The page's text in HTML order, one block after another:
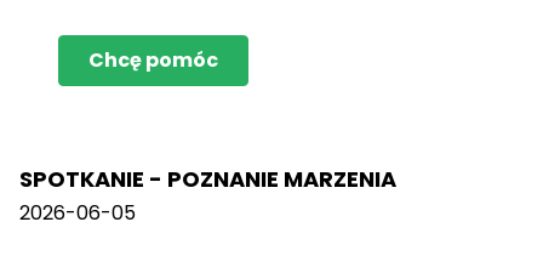
Chcę pomóc
SPOTKANIE - POZNANIE MARZENIA
2026-06-05